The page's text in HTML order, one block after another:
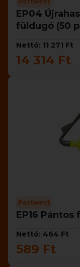
EP04
füldugó (50
Nettó: 11 271 Ft
14 314 Ft
Portwest
EP16 Pántos
Nettó: 464 Ft
589 Ft